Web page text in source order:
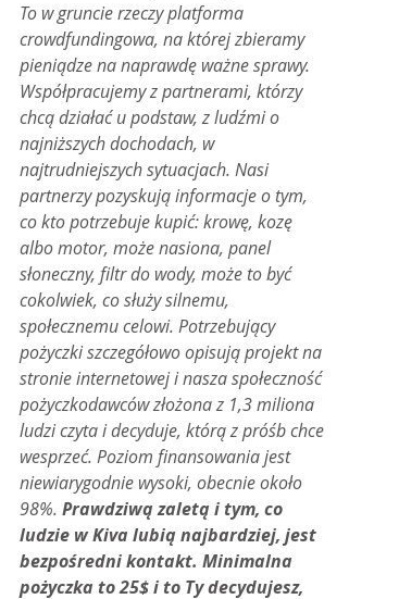
To w gruncie rzeczy platforma
crowdfundingowa, na której zbieramy
pieniądze na naprawdę ważne sprawy.
Współpracujemy z partnerami, którzy
chcą działać u podstaw, z ludźmi o
najniższych dochodach, w
najtrudniejszych sytuacjach. Nasi
partnerzy pozyskują informacje o tym,
co kto potrzebuje kupić: krowę, kozę
albo motor, może nasiona, panel
słoneczny, filtr do wody, może to być
cokolwiek, co służy silnemu,
społecznemu celowi. Potrzebujący
pożyczki szczegółowo opisują projekt na
stronie internetowej i nasza społeczność
pożyczkodawców złożona z 1,3 miliona
ludzi czyta i decyduje, którą z próśb chce
wesprzeć. Poziom finansowania jest
niewiarygodnie wysoki, obecnie około
98%. Prawdziwą zaletą i tym, co
ludzie w Kiva lubią najbardziej, jest
bezpośredni kontakt. Minimalna
pożyczka to 25$ i to Ty decydujesz,